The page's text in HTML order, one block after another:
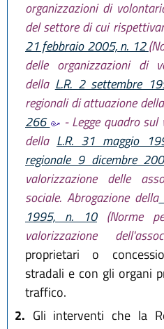
organizzazioni di
del settore di cui
21 febbraio 2005, n. 12
delle organizzazioni di
della L.R. 2 settembre
regionali di attuazione della
266
- Legge quadro
della L.R. 31 maggio
regionale 9 dicembre
valorizzazione delle
sociale. Abrogazione della
1995, n. 10(Norme
valorizzazione
proprietari o
stradali e con gli organi
traffico.
2. Gli interventi che la